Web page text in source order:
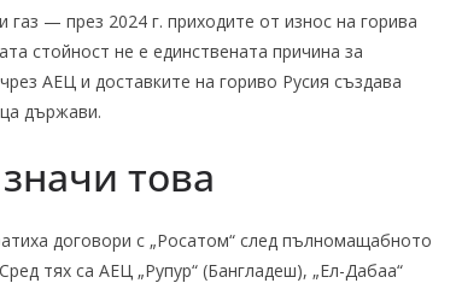
— през 2024 г. приходите от износ на горива
стойност не е единствената причина за
АЕЦ и доставките на гориво Русия създава
държави.
това
договори с „Росатом“ след пълномащабното
тях са АЕЦ „Рупур“ (Бангладеш), „Ел-Дабаа“